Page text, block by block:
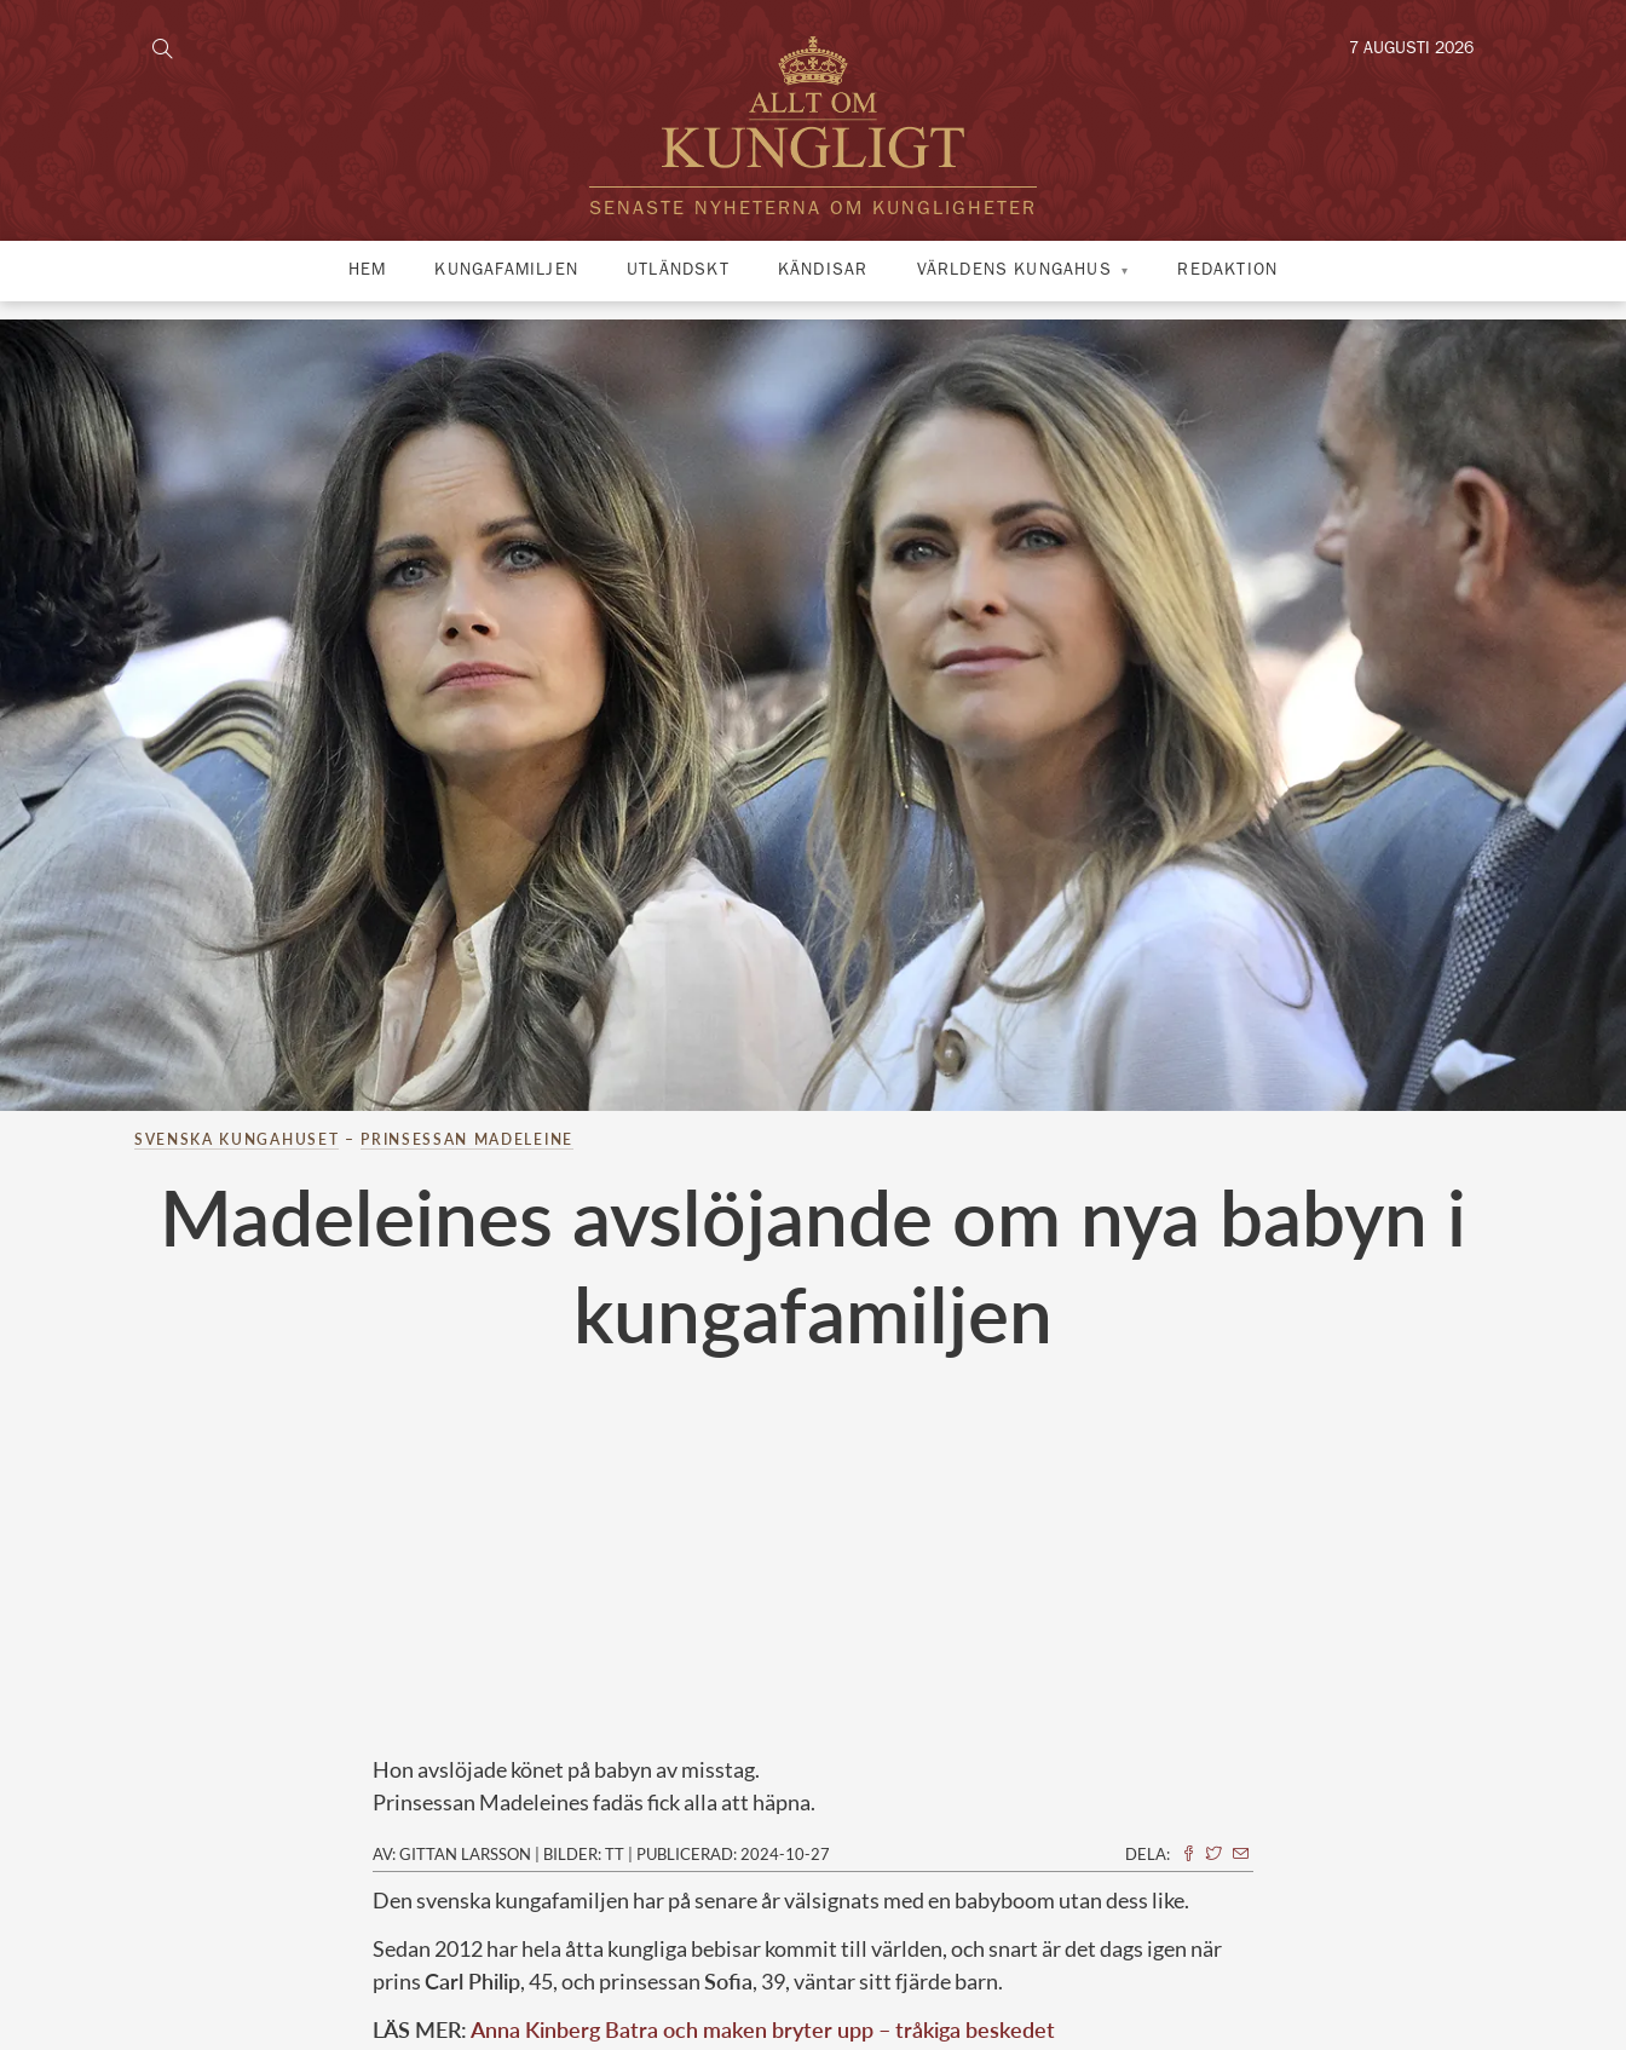
SENASTE NYHETERNA OM KUNGLIGHETER
7 AUGUSTI 2026
HEM KUNGAFAMILJEN UTLÄNDSKT KÄNDISAR VÄRLDENS KUNGAHUS REDAKTION
SVENSKA KUNGAHUSET – PRINSESSAN MADELEINE
Madeleines avslöjande om nya babyn i
kungafamiljen
Hon avslöjade könet på babyn av misstag.
Prinsessan Madeleines fadäs fick alla att häpna.
AV: GITTAN LARSSON | BILDER: TT | PUBLICERAD: 2024-10-27 DELA:
Den svenska kungafamiljen har på senare år välsignats med en babyboom utan dess like.
Sedan 2012 har hela åtta kungliga bebisar kommit till världen, och snart är det dags igen när
prinsCarl Philip, 45, och prinsessanSofia, 39, väntar sitt fjärde barn.
LÄS MER:Anna Kinberg Batra och maken bryter upp – tråkiga beskedet